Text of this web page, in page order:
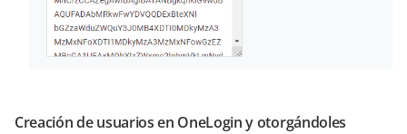
Creación de usuarios en OneLogin y otorgándoles